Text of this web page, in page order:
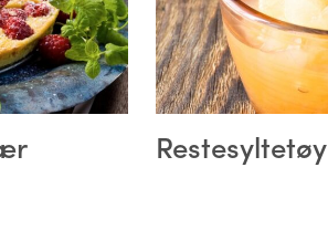
Restesyltetøy